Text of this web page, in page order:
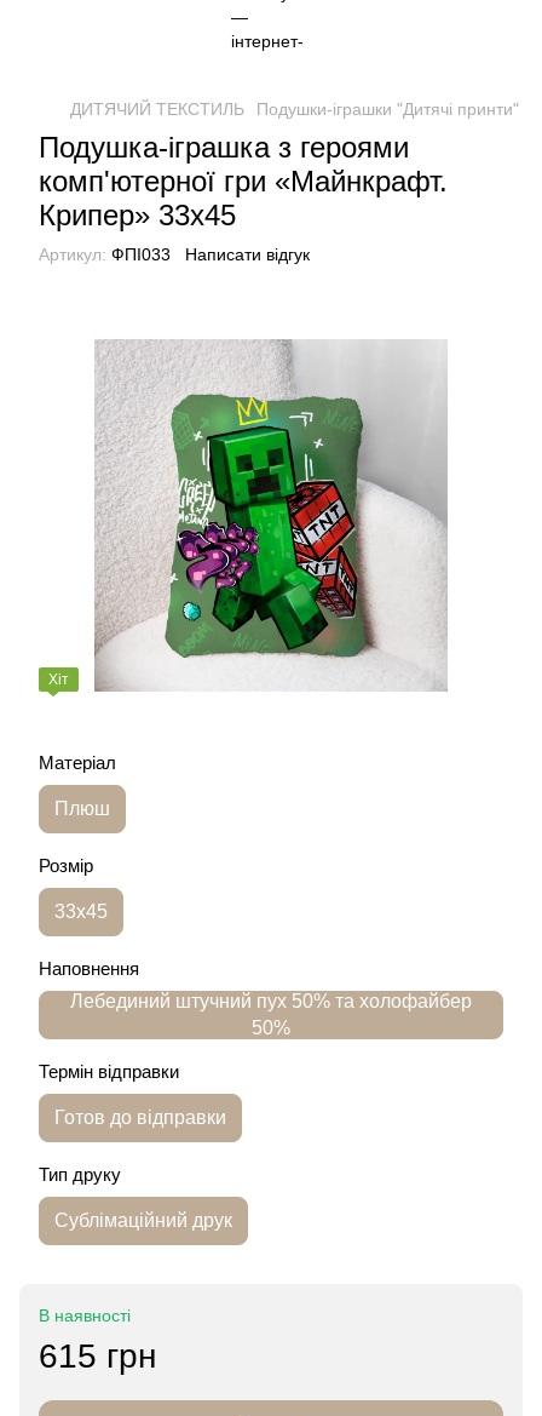
ДИТЯЧИЙ ТЕКСТИЛЬ Подушки-іграшки "Дитячі принти"
Подушка-іграшка з героями
комп'ютерної гри «Майнкрафт.
Крипер» 33х45
Артикул: ФПІ033 Написати відгук
Хіт
Матеріал
Плюш
Розмір
33х45
Наповнення
Лебединий штучний пух 50% та холофайбер
50%
Термін відправки
Готов до відправки
Тип друку
Сублімаційний друк
В наявності
615 грн